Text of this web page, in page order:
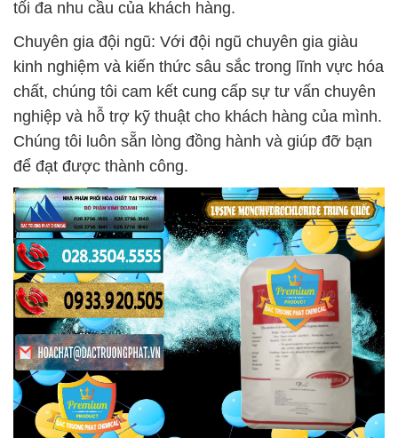
tối đa nhu cầu của khách hàng.
Chuyên gia đội ngũ: Với đội ngũ chuyên gia giàu
kinh nghiệm và kiến thức sâu sắc trong lĩnh vực hóa
chất, chúng tôi cam kết cung cấp sự tư vấn chuyên
nghiệp và hỗ trợ kỹ thuật cho khách hàng của mình.
Chúng tôi luôn sẵn lòng đồng hành và giúp đỡ bạn
để đạt được thành công.